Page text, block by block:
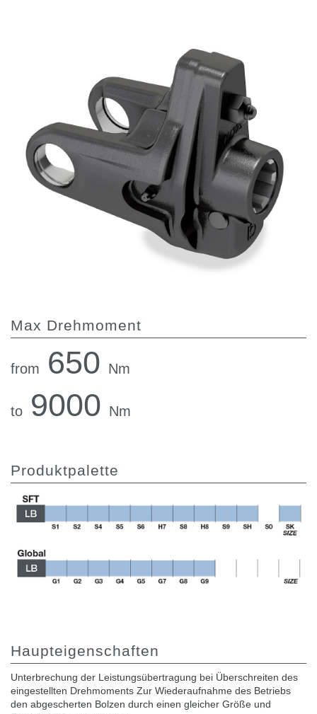
Für Bondioli & Pavesi produzierte Orbitalmotoren
Kupplungssysteme
Integrierte Hydrauliksysteme
Steuergeräte
Cartridgeventile
Leitungseinbauventile
Servosteuerungen
Elektronische Komponenten für Steuersysteme
Max Drehmoment
from 650 Nm
to 9000 Nm
Produktpalette
Haupteigenschaften
Unterbrechung der Leistungsübertragung bei Überschreiten des
eingestellten Drehmoments Zur Wiederaufnahme des Betriebs
den abgescherten Bolzen durch einen gleicher Größe und